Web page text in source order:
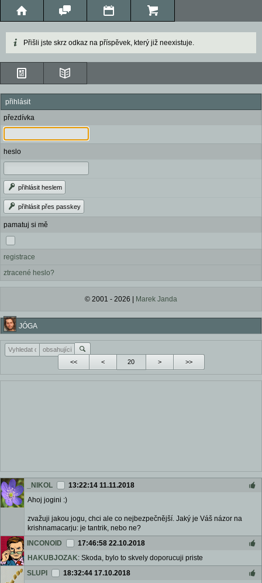
Přišli jste skrz odkaz na příspěvek, který již neexistuje.
přihlásit
přezdívka
heslo
přihlásit heslem
přihlásit přes passkey
pamatuj si mě
registrace
ztracené heslo?
© 2001 - 2026 | Marek Janda
JÓGA
<< < > >>
_NIKOL
13:22:14 11.11.2018
Ahoj jogini :)
zvažuji jakou jogu, chci ale co nejbezpečnější. Jaký je Váš názor na
krishnamacarju: je tantrik, nebo ne?
INCONOID
17:46:58 22.10.2018
HAKUBJOZAK: Skoda, bylo to skvely doporucuji priste
SLUPI
18:32:44 17.10.2018